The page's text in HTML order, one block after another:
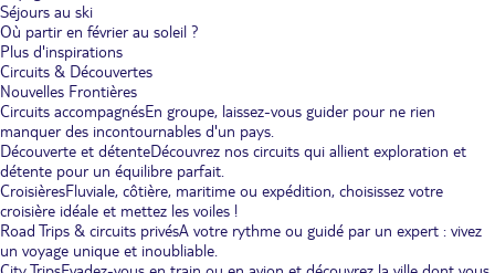
Séjours au ski
Où partir en février au soleil ?
Plus d'inspirations
Circuits & Découvertes
Nouvelles Frontières
Circuits accompagnésEn groupe, laissez-vous guider pour ne rien
manquer des incontournables d'un pays.
Découverte et détenteDécouvrez nos circuits qui allient exploration et
détente pour un équilibre parfait.
CroisièresFluviale, côtière, maritime ou expédition, choisissez votre
croisière idéale et mettez les voiles !
Road Trips & circuits privésA votre rythme ou guidé par un expert : vivez
un voyage unique et inoubliable.